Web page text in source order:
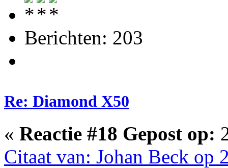
Berichten: 203
Re: Diamond X50
« Reactie #18 Gepost op:
Citaat van: Johan Beck op